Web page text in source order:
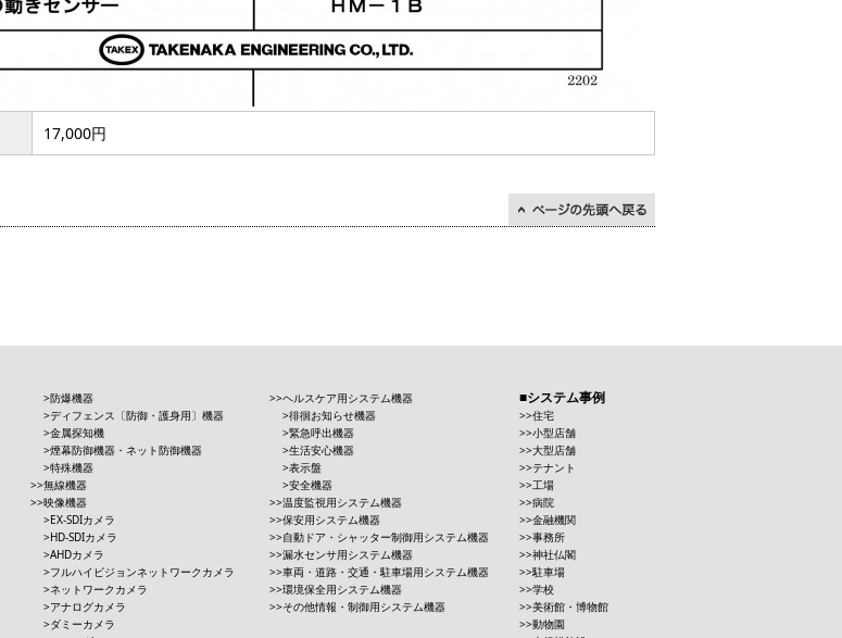
17,000円
防爆機器
ディフェンス〔防御・護身用〕機器
金属探知機
煙幕防御機器・ネット防御機器
特殊機器
無線機器
映像機器
EX-SDIカメラ
HD-SDIカメラ
AHDカメラ
フルハイビジョンネットワークカメラ
ネットワークカメラ
アナログカメラ
ダミーカメラ
ヘルスケア用システム機器
徘徊お知らせ機器
緊急呼出機器
生活安心機器
表示盤
安全機器
温度監視用システム機器
保安用システム機器
自動ドア・シャッター制御用システム機器
漏水センサ用システム機器
車両・道路・交通・駐車場用システム機器
環境保全用システム機器
その他情報・制御用システム機器
システム事例
住宅
小型店舗
大型店舗
テナント
工場
病院
金融機関
事務所
神社仏閣
駐車場
学校
美術館・博物館
動物園